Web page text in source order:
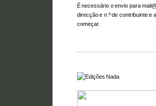
É necessário o envio para
direcção e n.º de contribuinte e
começar.